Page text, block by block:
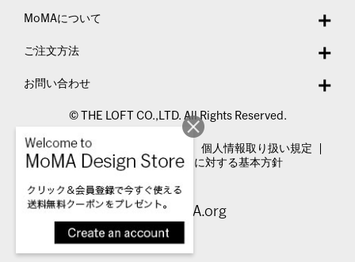
MoMAについて
ご注文方法
お問い合わせ
© THE LOFT CO.,LTD. All Rights Reserved.
特定商取引法表示
個人情報取り扱い規定
カスタマーハラスメントに対する基本方針
Visit MoMA.org